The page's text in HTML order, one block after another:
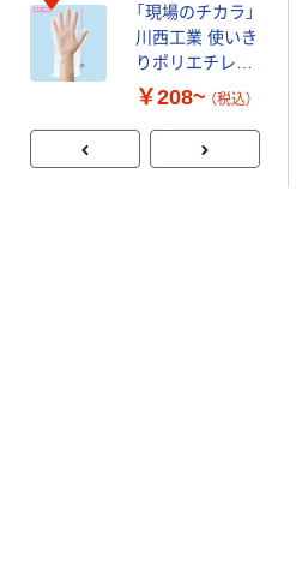
「現場のチカラ」
川西工業 使いき
りポリエチレン
手袋 内エンボ
￥208~ （税込）